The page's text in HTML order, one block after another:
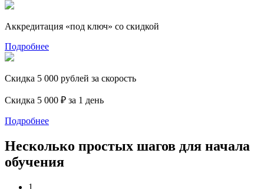
Аккредитация «под ключ» со скидкой
Подробнее
Скидка 5 000 рублей за скорость
Скидка 5 000 ₽ за 1 день
Подробнее
Несколько простых шагов для начала
обучения
1